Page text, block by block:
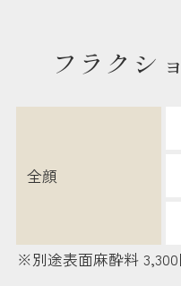
フラクシ
全顔
※別途表面麻酔料 3,300